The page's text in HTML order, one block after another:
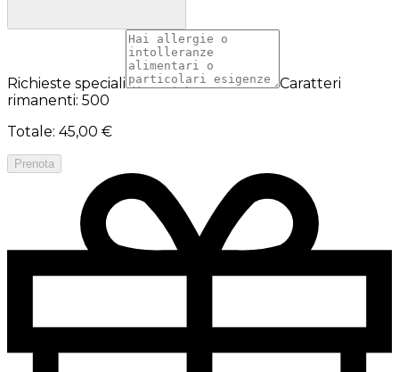
Richieste speciali
Caratteri
rimanenti: 500
Totale: 45,00 €
Prenota